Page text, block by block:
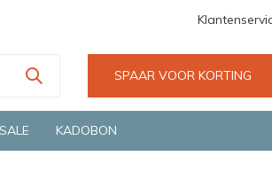
Groene en snelle bezorging door
SPAAR VOOR KORTING
SALE KADOBON